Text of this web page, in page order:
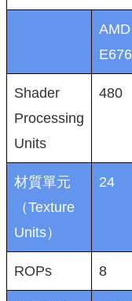
Shader
Processing
Units
480
材質單元
（Texture
Units）
24
ROPs 8